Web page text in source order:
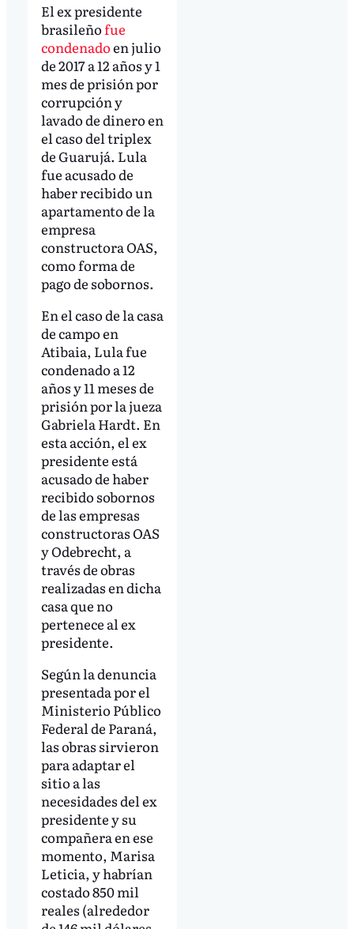
El ex presidente
brasileñofue
condenadoen julio
de 2017 a 12 años y 1
mes de prisión por
corrupción y
lavado de dinero en
el caso del triplex
de Guarujá. Lula
fue acusado de
haber recibido un
apartamento de la
empresa
constructora OAS,
como forma de
pago de sobornos.
En el caso de la casa
de campo en
Atibaia, Lula fue
condenado a 12
años y 11 meses de
prisión por la jueza
Gabriela Hardt. En
esta acción, el ex
presidente está
acusado de haber
recibido sobornos
de las empresas
constructoras OAS
y Odebrecht, a
través de obras
realizadas en dicha
casa que no
pertenece al ex
presidente.
Según la denuncia
presentada por el
Ministerio Público
Federal de Paraná,
las obras sirvieron
para adaptar el
sitio a las
necesidades del ex
presidente y su
compañera en ese
momento, Marisa
Leticia, y habrían
costado 850 mil
reales (alrededor